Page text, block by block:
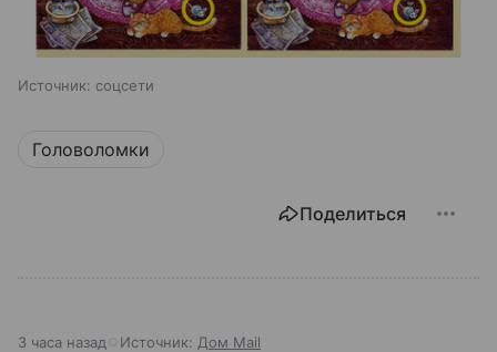
Источник: соцсети
Головоломки
Поделиться
3 часа назад Источник: Дом Mail